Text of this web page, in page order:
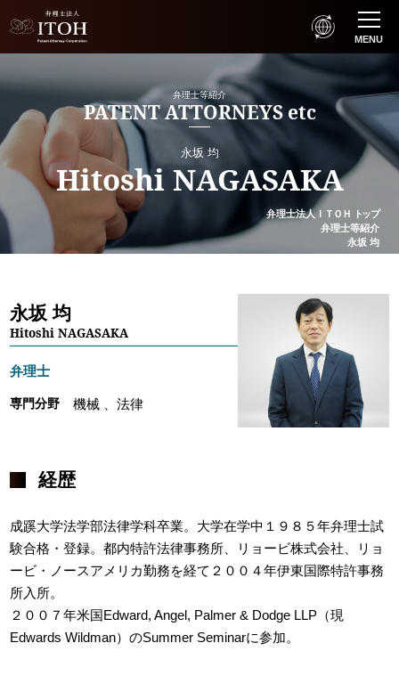
MENU
永坂 均
Hitoshi NAGASAKA
弁理士等紹介
PATENT ATTORNEYS etc
弁理士法人ＩＴＯＨ
トップ
弁理士等紹介
永坂 均
永坂 均
Hitoshi NAGASAKA
弁理士
専門分野 機械 、法律
経歴
成蹊大学法学部法律学科卒業。大学在学中１９８５年弁理士試
験合格・登録。都内特許法律事務所、リョービ株式会社、リョ
ービ・ノースアメリカ勤務を経て２００４年伊東国際特許事務
所入所。
２００７年米国Edward, Angel, Palmer & Dodge LLP（現
Edwards Wildman）のSummer Seminarに参加。